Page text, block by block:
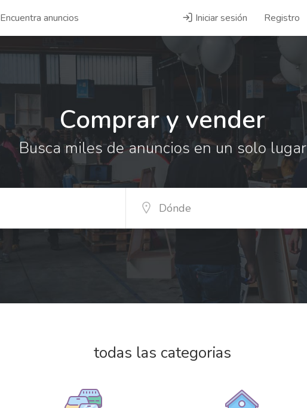
Encuentra anuncios Iniciar sesión Registro
Comprar y vender
Busca miles de anuncios en un solo lugar
todas las categorias